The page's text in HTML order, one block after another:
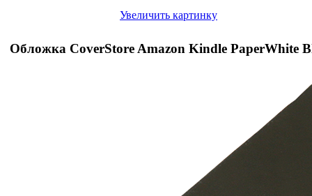
Увеличить картинку
Обложка CoverStore Amazon Kindle PaperWhite